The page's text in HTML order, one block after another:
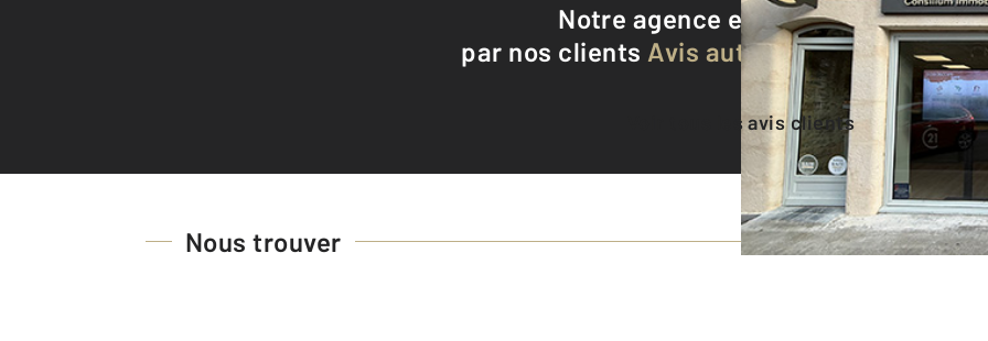
Notre agence est notée9,5/10
par nos clients Avis authentifiés par
Voir tous les avis clients
Nous trouver